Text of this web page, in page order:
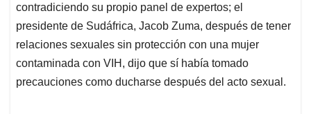
contradiciendo su propio panel de expertos; el
presidente de Sudáfrica, Jacob Zuma, después de tener
relaciones sexuales sin protección con una mujer
contaminada con VIH, dijo que sí había tomado
precauciones como ducharse después del acto sexual.